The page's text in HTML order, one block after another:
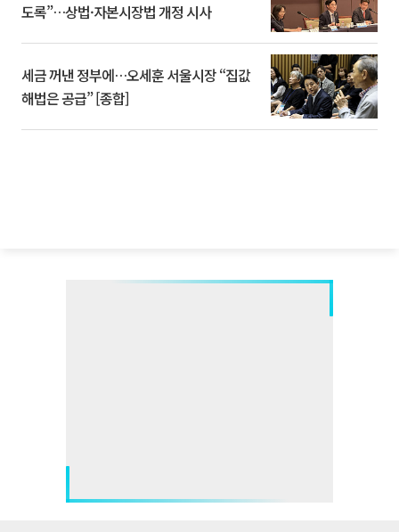
도록”…상법·자본시장법 개정 시사
세금 꺼낸 정부에…오세훈 서울시장 “집값
해법은 공급” [종합]